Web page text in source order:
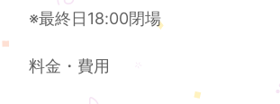
※最終日18:00閉場
料金・費用